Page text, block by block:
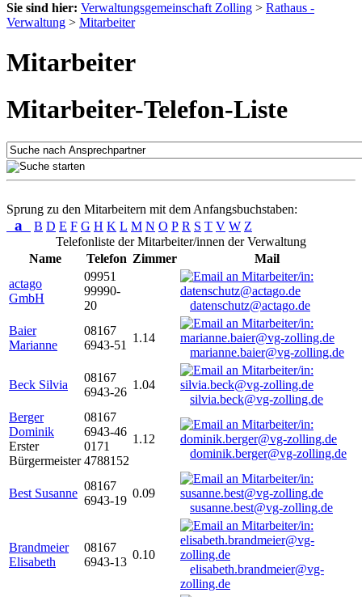
Sie sind hier: Verwaltungsgemeinschaft Zolling > Rathaus -
Verwaltung > Mitarbeiter
Mitarbeiter
Mitarbeiter-Telefon-Liste
Sprung zu den Mitarbeitern mit dem Anfangsbuchstaben:
a B D E F G H K L M N O P R S T V W Z
Telefonliste der Mitarbeiter/innen der Verwaltung
Name
Telefon Zimmer
Mail
actago
GmbH
09951
99990-
20
datenschutz@actago.de
Baier
Marianne
08167
6943-51
1.14
marianne.baier@vg-zolling.de
Beck Silvia
08167
6943-26
1.04
silvia.beck@vg-zolling.de
Berger
Dominik
Erster
Bürgermeister
08167
6943-46
0171
4788152
1.12
dominik.berger@vg-zolling.de
Best Susanne
08167
6943-19
0.09
susanne.best@vg-zolling.de
Brandmeier
Elisabeth
08167
6943-13
0.10
elisabeth.brandmeier@vg-
zolling.de